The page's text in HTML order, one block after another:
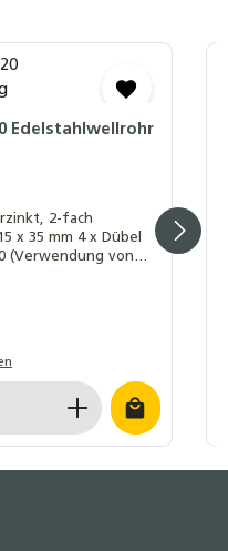
Edelstahlwellrohr
4 x Dübel
Wert